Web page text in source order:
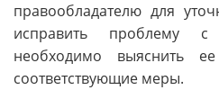
правообладателю для
исправить проблему с
необходимо выяснить
соответствующие меры.